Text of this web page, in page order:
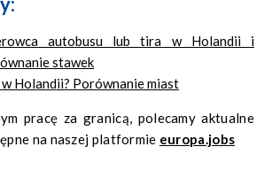
autobusu lub tira w Holandii i
stawek
Holandii? Porównanie miast
pracę za granicą, polecamy aktualne
na naszej platformie europa.jobs